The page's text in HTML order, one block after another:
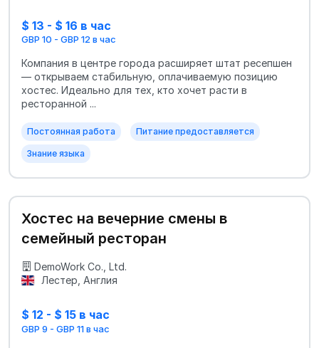
$ 13 - $ 16 в час
GBP 10 - GBP 12 в час
Компания в центре города расширяет штат ресепшен
— открываем стабильную, оплачиваемую позицию
хостес. Идеально для тех, кто хочет расти в
ресторанной ...
Постоянная работа Питание предоставляется
Знание языка
Хостес на вечерние смены в
семейный ресторан
DemoWork Co., Ltd.
Лестер, Англия
$ 12 - $ 15 в час
GBP 9 - GBP 11 в час